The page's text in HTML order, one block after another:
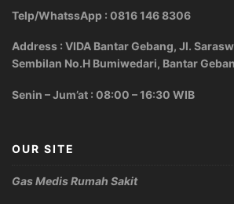
Telp/WhatssApp : 0816 146 8306
Address : VIDA Bantar Gebang, Jl.
Sembilan No.H Bumiwedari, Bantar
Senin – Jum’at : 08:00 – 16:30 WIB
OUR SITE
Gas Medis Rumah Sakit